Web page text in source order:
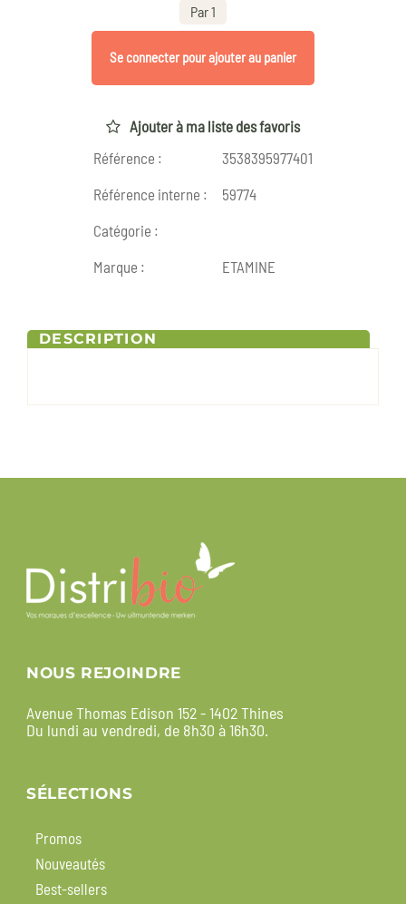
Par 1
Se connecter pour ajouter au panier
Ajouter à ma liste des favoris
Référence :
3538395977401
Référence interne :
59774
Catégorie :
Marque :
ETAMINE
DESCRIPTION
NOUS REJOINDRE
Avenue Thomas Edison 152 - 1402 Thines
Du lundi au vendredi, de 8h30 à 16h30.
SÉLECTIONS
Promos
Nouveautés
Best-sellers